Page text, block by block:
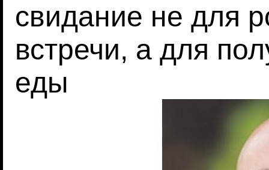
свидание не для
встречи, а для
еды